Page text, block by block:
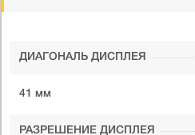
ДИАГОНАЛЬ ДИСПЛЕЯ
41 мм
РАЗРЕШЕНИЕ ДИСПЛЕЯ